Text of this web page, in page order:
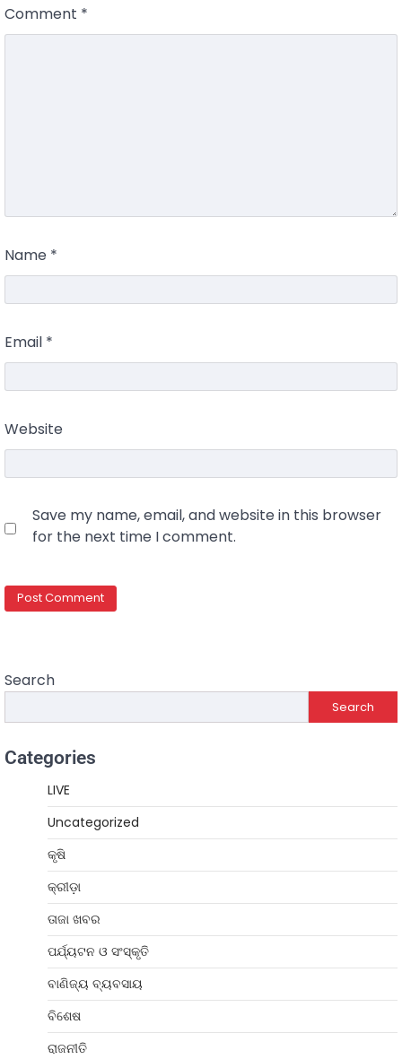
Comment *
Name *
Email *
Website
Save my name, email, and website in this browser
for the next time I comment.
Search
Search
Categories
LIVE
Uncategorized
କୃଷି
କ୍ରୀଡ଼ା
ତାଜା ଖବର
ପର୍ଯ୍ୟଟନ ଓ ସଂସ୍କୃତି
ବାଣିଜ୍ୟ ବ୍ୟବସାୟ
ବିଶେଷ
ରାଜନୀତି